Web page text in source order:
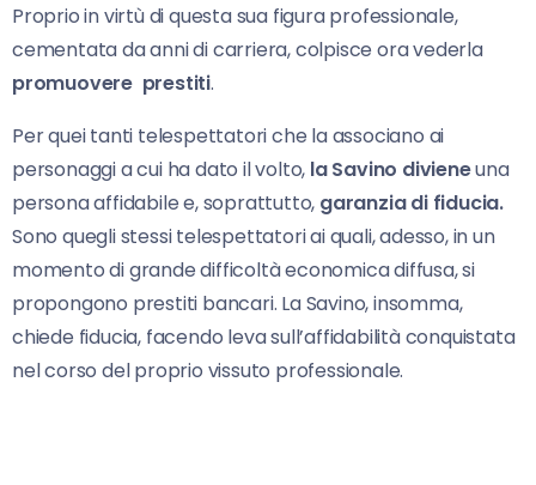
Proprio in virtù di questa sua figura professionale,
cementata da anni di carriera, colpisce ora vederla
promuovere prestiti.
Per quei tanti telespettatori che la associano ai
personaggi a cui ha dato il volto, la Savino divieneuna
persona affidabile e, soprattutto, garanzia di fiducia.
Sono quegli stessi telespettatori ai quali, adesso, in un
momento di grande difficoltà economica diffusa, si
propongono prestiti bancari. La Savino, insomma,
chiede fiducia, facendo leva sull’affidabilità conquistata
nel corso del proprio vissuto professionale.